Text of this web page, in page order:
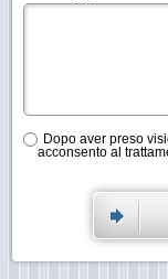
Dopo aver preso
acconsento al